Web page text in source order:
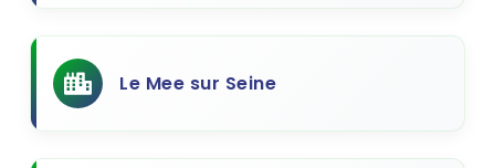
Le Mee sur Seine